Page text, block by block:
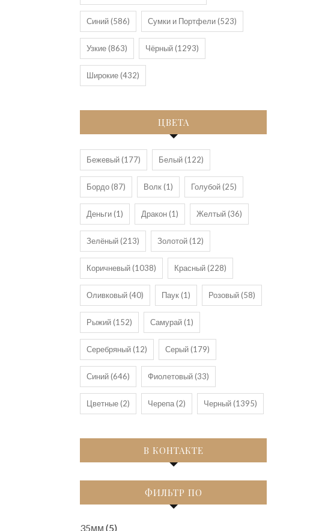
Синий(586) Сумки и Портфели(523)
Узкие(863) Чёрный(1293)
Широкие(432)
ЦВЕТА
Бежевый(177) Белый(122)
Бордо(87) Волк(1) Голубой(25)
Деньги(1) Дракон(1) Желтый(36)
Зелёный(213) Золотой(12)
Коричневый(1038) Красный(228)
Оливковый(40) Паук(1) Розовый(58)
Рыжий(152) Самурай(1)
Серебряный(12) Серый(179)
Синий(646) Фиолетовый(33)
Цветные(2) Черепа(2) Черный(1395)
В КОНТАКТЕ
ФИЛЬТР ПО
35мм (5)